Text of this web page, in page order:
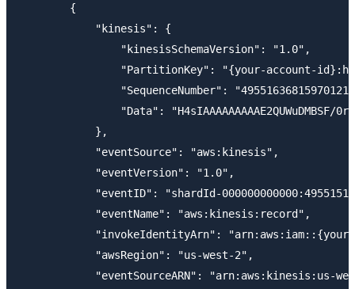
        {
            "kinesis": {
                "kinesisSchemaVersion": "1.0",
"PartitionKey": "{your-account-
"SequenceNumber":
"Data": "H4sIAAAAAAAAAE2QUWuDMBSF/
            },
            "eventSource": "aws:kinesis",
            "eventVersion": "1.0",
"eventID": "shardId-
            "eventName": "aws:kinesis:record",
"invokeIdentityArn":
            "awsRegion": "us-west-2",
"eventSourceARN": "arn:aws:kinesis:us-